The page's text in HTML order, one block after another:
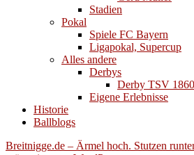
Stadien
Pokal
Spiele FC Bayern
Ligapokal, Supercup
Alles andere
Derbys
Derby TSV
Eigene Erlebnisse
Historie
Ballblogs
Breitnigge.de – Ärmel hoch. Stutzen